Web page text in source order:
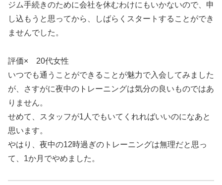
ジム手続きのために会社を休むわけにもいかないので、申
し込もうと思ってから、しばらくスタートすることができ
ませんでした。
評価× 20代女性
いつでも通うことができることが魅力で入会してみました
が、さすがに夜中のトレーニングは気分の良いものではあ
りません。
せめて、スタッフが1人でもいてくれればいいのになあと
思います。
やはり、夜中の12時過ぎのトレーニングは無理だと思っ
て、1か月でやめました。